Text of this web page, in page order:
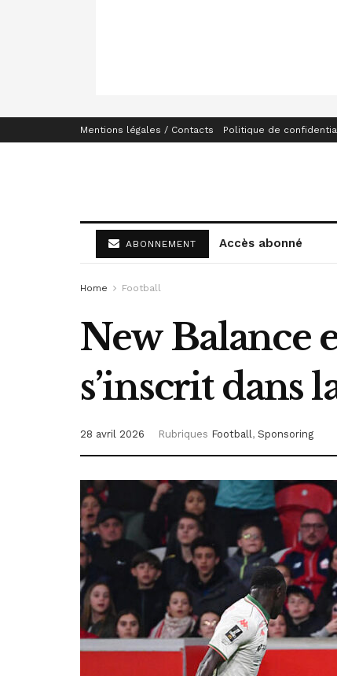
Mentions légales / Contacts Politique de
ABONNEMENT Accès abonné
Home Football
New Balance
s’inscrit dans
28 avril 2026 Rubriques Football, Sponsoring